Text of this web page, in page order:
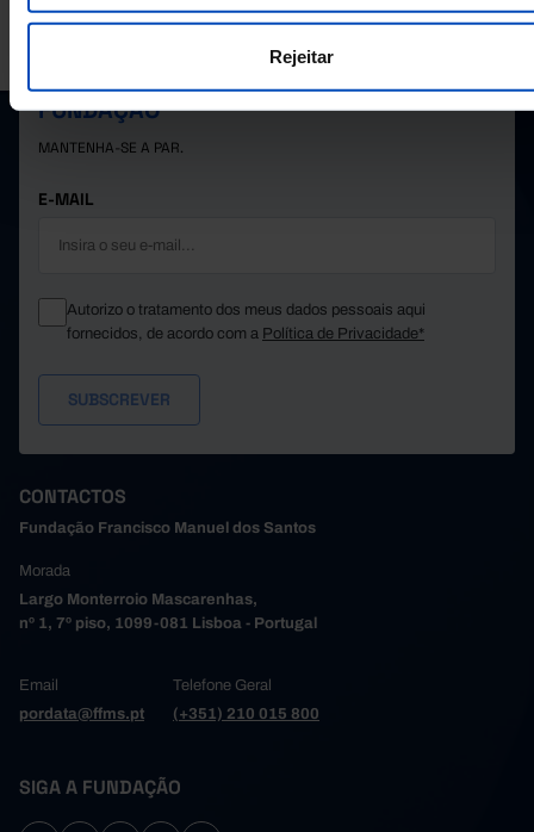
Rejeitar
A PORDATA É UM PROJETO DA FUNDAÇÃO FRANCISCO MANUEL DOS
SUBSCREVER A NEWSLETTER DA
FUNDAÇÃO
MANTENHA-SE A PAR.
E-MAIL
Autorizo o tratamento dos meus dados pessoais aqui
fornecidos, de acordo com a Política de Privacidade*
CONTACTOS
Fundação Francisco Manuel dos Santos
Morada
Largo Monterroio Mascarenhas,
nº 1, 7º piso, 1099-081 Lisboa - Portugal
Email
pordata@ffms.pt
Telefone Geral
(+351) 210 015 800
SIGA A FUNDAÇÃO